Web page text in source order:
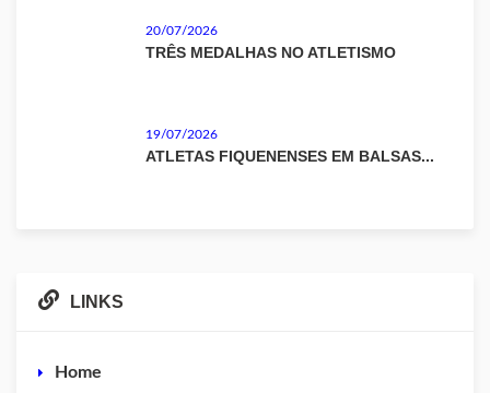
20/07/2026
TRÊS MEDALHAS NO ATLETISMO
19/07/2026
ATLETAS FIQUENENSES EM BALSAS...
LINKS
Home